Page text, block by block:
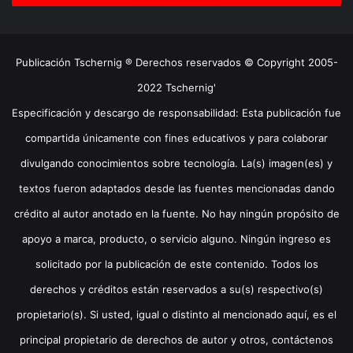
Publicación Tschernig ® Derechos reservados © Copyright 2005-
2022 Tschernig'
Especificación y descargo de responsabilidad: Esta publicación fue
compartida únicamente con fines educativos y para colaborar
divulgando conocimientos sobre tecnología. La(s) imagen(es) y
textos fueron adaptados desde las fuentes mencionadas dando
crédito al autor anotado en la fuente. No hay ningún propósito de
apoyo a marca, producto, o servicio alguno. Ningún ingreso es
solicitado por la publicación de este contenido. Todos los
derechos y créditos están reservados a su(s) respectivo(s)
propietario(s). Si usted, igual o distinto al mencionado aquí, es el
principal propietario de derechos de autor y otros, contáctenos